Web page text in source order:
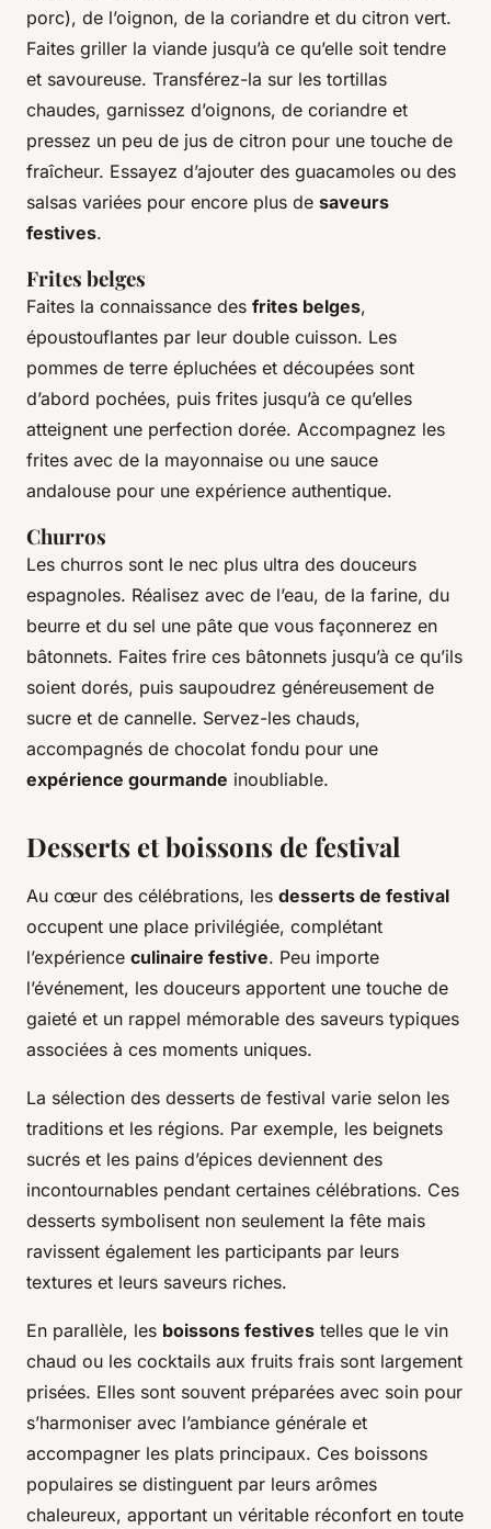
porc), de l’oignon, de la coriandre et du citron vert.
Faites griller la viande jusqu’à ce qu’elle soit tendre
et savoureuse. Transférez-la sur les tortillas
chaudes, garnissez d’oignons, de coriandre et
pressez un peu de jus de citron pour une touche de
fraîcheur. Essayez d’ajouter des guacamoles ou des
salsas variées pour encore plus de saveurs
festives.
Frites belges
Faites la connaissance des frites belges,
époustouflantes par leur double cuisson. Les
pommes de terre épluchées et découpées sont
d’abord pochées, puis frites jusqu’à ce qu’elles
atteignent une perfection dorée. Accompagnez les
frites avec de la mayonnaise ou une sauce
andalouse pour une expérience authentique.
Churros
Les churros sont le nec plus ultra des douceurs
espagnoles. Réalisez avec de l’eau, de la farine, du
beurre et du sel une pâte que vous façonnerez en
bâtonnets. Faites frire ces bâtonnets jusqu’à ce qu’ils
soient dorés, puis saupoudrez généreusement de
sucre et de cannelle. Servez-les chauds,
accompagnés de chocolat fondu pour une
expérience gourmande inoubliable.
Desserts et boissons de festival
Au cœur des célébrations, les desserts de festival
occupent une place privilégiée, complétant
l’expérience culinaire festive. Peu importe
l’événement, les douceurs apportent une touche de
gaieté et un rappel mémorable des saveurs typiques
associées à ces moments uniques.
La sélection des desserts de festival varie selon les
traditions et les régions. Par exemple, les beignets
sucrés et les pains d’épices deviennent des
incontournables pendant certaines célébrations. Ces
desserts symbolisent non seulement la fête mais
ravissent également les participants par leurs
textures et leurs saveurs riches.
En parallèle, les boissons festives telles que le vin
chaud ou les cocktails aux fruits frais sont largement
prisées. Elles sont souvent préparées avec soin pour
s’harmoniser avec l’ambiance générale et
accompagner les plats principaux. Ces boissons
populaires se distinguent par leurs arômes
chaleureux, apportant un véritable réconfort en toute